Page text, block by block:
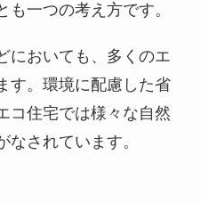
一つの考え方です。
においても、多くのエ
す。環境に配慮した省
コ住宅では様々な自然
されています。